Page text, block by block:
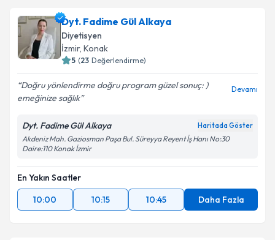
Dyt. Fadime Gül Alkaya
Diyetisyen
İzmir, Konak
5 (23 Değerlendirme)
Doğru yönlendirme doğru program güzel sonuç: )
emeğinize sağlık
Devamı
Dyt. Fadime Gül Alkaya Haritada Göster
Akdeniz Mah. Gaziosman Paşa Bul. Süreyya Reyent İş Hanı No:30
Daire:110 Konak İzmir
En Yakın Saatler
10:00
10:15 10:45 Daha Fazla